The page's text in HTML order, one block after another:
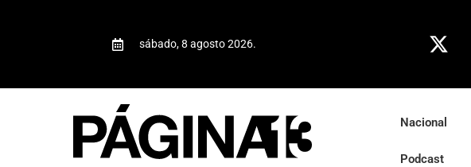
sábado, 8 agosto 2026.
Nacional
Podcast